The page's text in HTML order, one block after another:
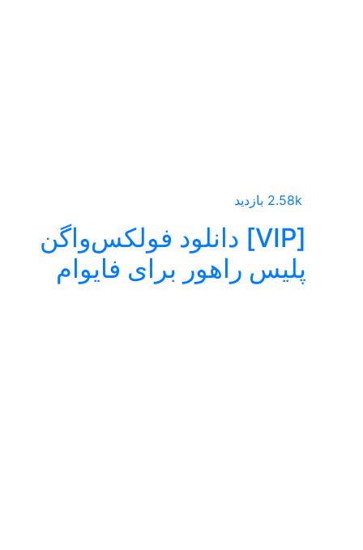
[VIP] دانلود فولکس‌واگن
پلیس راهور برای فایوام